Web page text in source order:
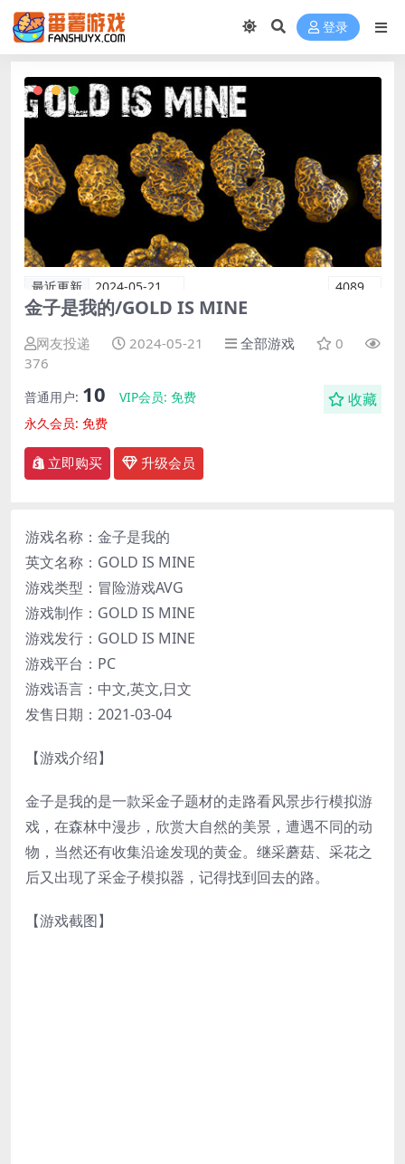
登录
最近更新 2024-05-21 4089
金子是我的/GOLD IS MINE
网友投递 2024-05-21 全部游戏
0
376
普通用户: 10 VIP会员: 免费
永久会员: 免费
收藏
立即购买 升级会员
游戏名称：金子是我的
英文名称：GOLD IS MINE
游戏类型：冒险游戏AVG
游戏制作：GOLD IS MINE
游戏发行：GOLD IS MINE
游戏平台：PC
游戏语言：中文,英文,日文
发售日期：2021-03-04
【游戏介绍】
金子是我的是一款采金子题材的走路看风景步行模拟游
戏，在森林中漫步，欣赏大自然的美景，遭遇不同的动
物，当然还有收集沿途发现的黄金。继采蘑菇、采花之
后又出现了采金子模拟器，记得找到回去的路。
【游戏截图】